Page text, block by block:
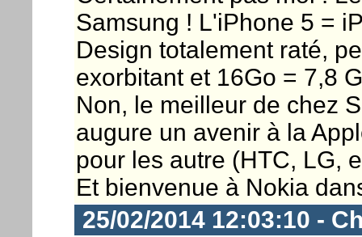
Samsung ! L'iPhone 5 =
Design totalement raté,
exorbitant et 16Go = 7,8
Non, le meilleur de chez
augure un avenir à la
pour les autre (HTC, LG,
Et bienvenue à Nokia
25/02/2014 12:03:10 -